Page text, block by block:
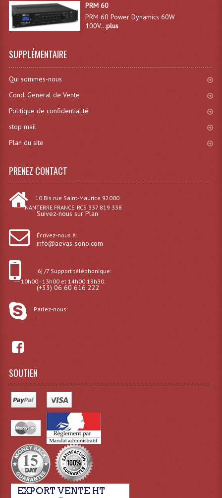
PRM 60
PRM 60 Power Dynamics 60W
100V...plus
SUPPLÉMENTAIRE
Qui sommes-nous
Cond. General de Vente
Politique de confidentialité
stop mail
Plan du site
PRENEZ CONTACT
10 Bis rue Saint-Maurice 92000
----- NANTERRE FRANCE. RCS 337 819 338
Suivez-nous sur Plan
Écrivez-nous à:
info@aevas-sono.com
6j /7 Support téléphonique:
--- 10h00 - 13h00 et 14h00 19h30.
(+33) 06 60 616 222
Parlez-nous:
-
SOUTIEN